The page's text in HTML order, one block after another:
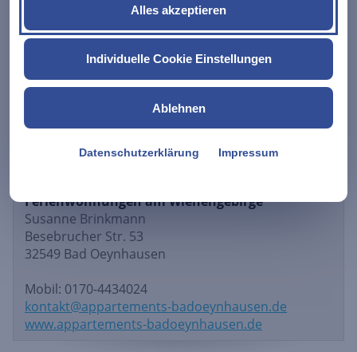
Alles akzeptieren
Individuelle Cookie Einstellungen
Ablehnen
Datenschutzerklärung Impressum
Trockenraum genutzt werden.
Preis pro Übernachtung ab 40 Euro. Mindestens 3
Nächte. Längerfristiger Aufenthalt auf Anfrage.
Ferienwohnungen am Wiehengebirge
Susanne Brinkmann
Besebrucher Str. 53
32549 Bad Oeynhausen
Mobil: 0170-4434024
kontakt@appartements-badoeynhausen.de
www.appartements-badoeynhausen.de